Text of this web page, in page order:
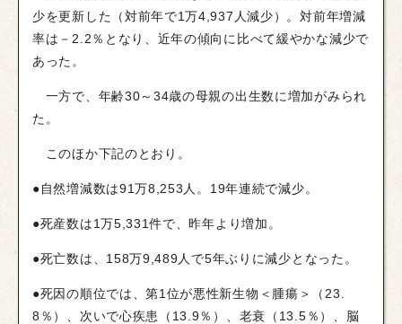
少を更新した（対前年で1万4,937人減少）。対前年増減
率は－2.2％となり、近年の傾向に比べて緩やかな減少で
あった。
一方で、年齢30～34歳の母親の出生数に増加がみられ
た。
このほか下記のとおり。
●自然増減数は91万8,253人。19年連続で減少。
●死産数は1万5,331件で、昨年より増加。
●死亡数は、158万9,489人で5年ぶりに減少となった。
●死因の順位では、第1位が悪性新生物＜腫瘍＞（23.
8％）、次いで心疾患（13.9％）、老衰（13.5％）、脳